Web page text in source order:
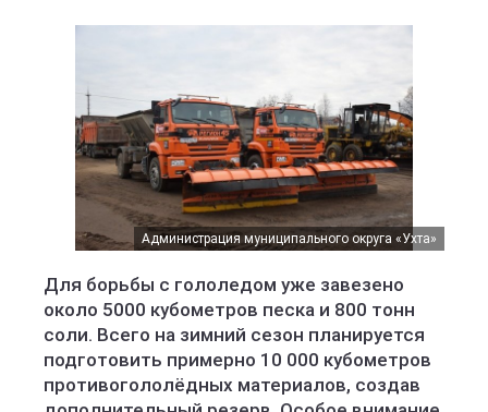
Администрация муниципального округа «Ухта»
Для борьбы с гололедом уже завезено
около 5000 кубометров песка и 800 тонн
соли. Всего на зимний сезон планируется
подготовить примерно 10 000 кубометров
противогололёдных материалов, создав